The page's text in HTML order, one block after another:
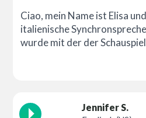
Ciao, mein Name ist Elisa
italienische
wurde mit der der
Jennifer S.